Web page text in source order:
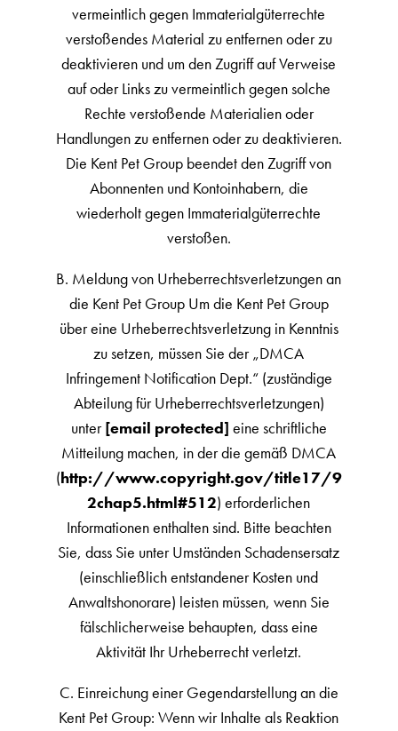
vermeintlich gegen Immaterialgüterrechte
verstoßendes Material zu entfernen oder zu
deaktivieren und um den Zugriff auf Verweise
auf oder Links zu vermeintlich gegen solche
Rechte verstoßende Materialien oder
Handlungen zu entfernen oder zu deaktivieren.
Die Kent Pet Group beendet den Zugriff von
Abonnenten und Kontoinhabern, die
wiederholt gegen Immaterialgüterrechte
verstoßen.
B. Meldung von Urheberrechtsverletzungen an
die Kent Pet Group Um die Kent Pet Group
über eine Urheberrechtsverletzung in Kenntnis
zu setzen, müssen Sie der „DMCA
Infringement Notification Dept.“ (zuständige
Abteilung für Urheberrechtsverletzungen)
unter[email protected] eine schriftliche
Mitteilung machen, in der die gemäß DMCA
(http://www.copyright.gov/title17/9
2chap5.html#512) erforderlichen
Informationen enthalten sind. Bitte beachten
Sie, dass Sie unter Umständen Schadensersatz
(einschließlich entstandener Kosten und
Anwaltshonorare) leisten müssen, wenn Sie
fälschlicherweise behaupten, dass eine
Aktivität Ihr Urheberrecht verletzt.
C. Einreichung einer Gegendarstellung an die
Kent Pet Group: Wenn wir Inhalte als Reaktion